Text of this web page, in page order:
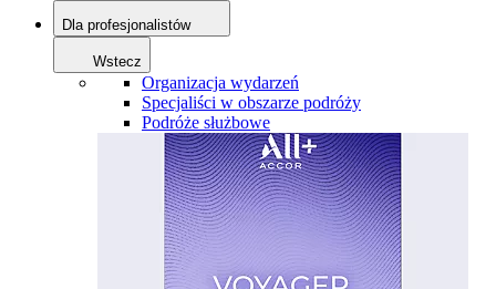
Dla profesjonalistów
Wstecz
Organizacja wydarzeń
Specjaliści w obszarze podróży
Podróże służbowe